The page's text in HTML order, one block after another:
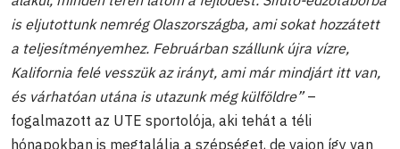
is eljutottunk nemrég Olaszországba, ami sokat hozzátett
a teljesítményemhez. Februárban szállunk újra vízre,
Kalifornia felé vesszük az irányt, ami már mindjárt itt van,
és várhatóan utána is utazunk még külföldre”–
fogalmazott az UTE sportolója, aki tehát a téli
hónapokban is megtalálja a szépséget, de vajon így van